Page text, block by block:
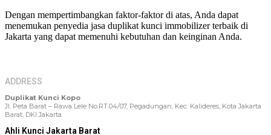
Dengan mempertimbangkan faktor-faktor di atas, Anda dapat
menemukan penyedia jasa duplikat kunci immobilizer terbaik di
Jakarta yang dapat memenuhi kebutuhan dan keinginan Anda.
ADDRESS
Duplikat Kunci Kopo
Jl. Peta Barat – Rawa Lele No.RT.04/07, Pegadungan, Kec. Kalideres, Kota Jakarta
Barat, DKI Jakarta
Ahli Kunci Jakarta Barat